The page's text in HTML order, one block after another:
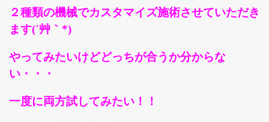
２種類の機械でカスタマイズ施術させていただき
ます(´艸｀*)
やってみたいけどどっちが合うか分からな
い・・・
一度に両方試してみたい！！